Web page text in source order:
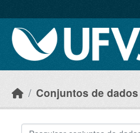
Conjuntos de dados